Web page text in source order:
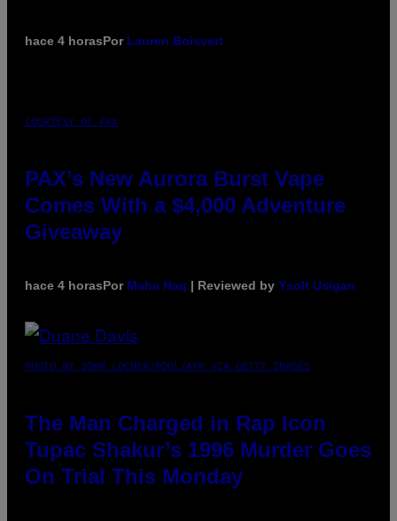
hace 4 horasPor Lauren Boisvert
COURTESY OF PAX
PAX’s New Aurora Burst Vape
Comes With a $4,000 Adventure
Giveaway
hace 4 horasPor Maha Haq | Reviewed by Ysolt Usigan
PHOTO BY JOHN LOCHER/POOL/AFP VIA GETTY IMAGES
The Man Charged in Rap Icon
Tupac Shakur’s 1996 Murder Goes
On Trial This Monday